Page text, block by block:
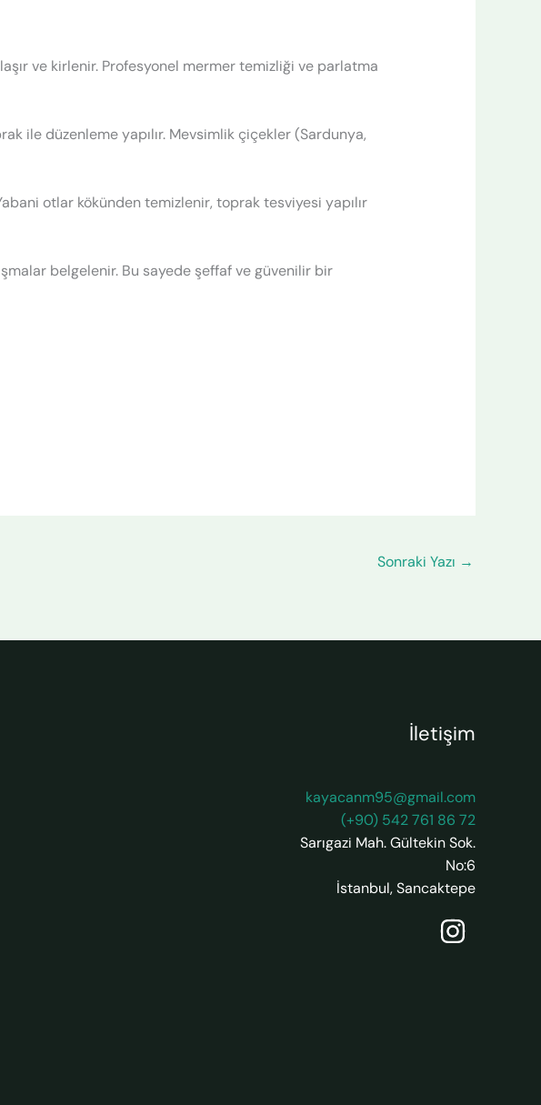
ve kirlenir. Profesyonel mermer temizliği ve parlatma
ile düzenleme yapılır. Mevsimlik çiçekler (Sardunya,
otlar kökünden temizlenir, toprak tesviyesi yapılır
belgelenir. Bu sayede şeffaf ve güvenilir bir
Sonraki Yazı →
İletişim
kayacanm95@gmail.com
(+90) 542 761 86 72
Sarıgazi Mah. Gültekin Sok.
No:6
İstanbul,Sancaktepe